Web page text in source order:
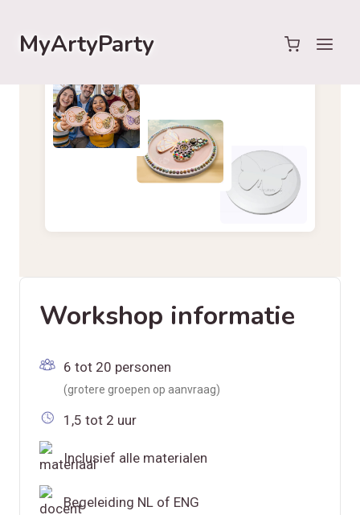
naar
inhoudMyArtyParty
Workshop informatie
6 tot 20 personen
(grotere groepen op aanvraag)
1,5 tot 2 uur
Inclusief alle materialen
Begeleiding NL of ENG